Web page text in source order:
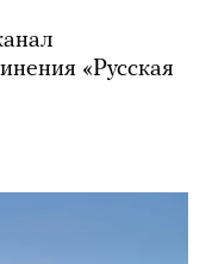
«Русская